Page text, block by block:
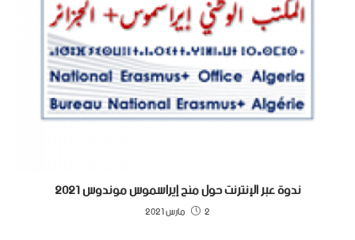
ندوة عبر الإنترنت حول منح إيراسموس موندوس 2021
2 مارس 2021